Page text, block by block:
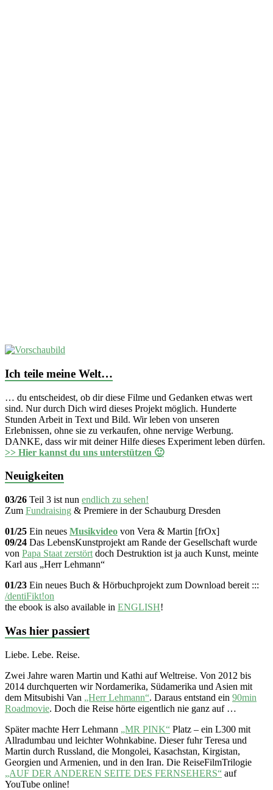
Ich teile meine Welt…
… du entscheidest, ob dir diese Filme und Gedanken etwas wert
sind. Nur durch Dich wird dieses Projekt möglich. Hunderte
Stunden Arbeit in Text und Bild. Wir leben von unseren
Erlebnissen, ohne sie zu verkaufen, ohne nervige Werbung.
DANKE, dass wir mit deiner Hilfe dieses Experiment leben dürfen.
>> Hier kannst du uns unterstützen 🙂
Neuigkeiten
03/26 Teil 3 ist nun endlich zu sehen!
Zum Fundraising & Premiere in der Schauburg Dresden
01/25 Ein neues Musikvideo von Vera & Martin [frOx]
09/24 Das LebensKunstprojekt am Rande der Gesellschaft wurde
von Papa Staat zerstört doch Destruktion ist ja auch Kunst, meinte
Karl aus „Herr Lehmann“
01/23 Ein neues Buch & Hörbuchprojekt zum Download bereit :::
/dentiFikt!on
the ebook is also available in ENGLISH!
Was hier passiert
Liebe. Lebe. Reise.
Zwei Jahre waren Martin und Kathi auf Weltreise. Von 2012 bis
2014 durchquerten wir Nordamerika, Südamerika und Asien mit
dem Mitsubishi Van „Herr Lehmann“. Daraus entstand ein 90min
Roadmovie. Doch die Reise hörte eigentlich nie ganz auf …
Später machte Herr Lehmann „MR PINK“ Platz – ein L300 mit
Allradumbau und leichter Wohnkabine. Dieser fuhr Teresa und
Martin durch Russland, die Mongolei, Kasachstan, Kirgistan,
Georgien und Armenien, und in den Iran. Die ReiseFilmTrilogie
„AUF DER ANDEREN SEITE DES FERNSEHERS“ auf
YouTube online!